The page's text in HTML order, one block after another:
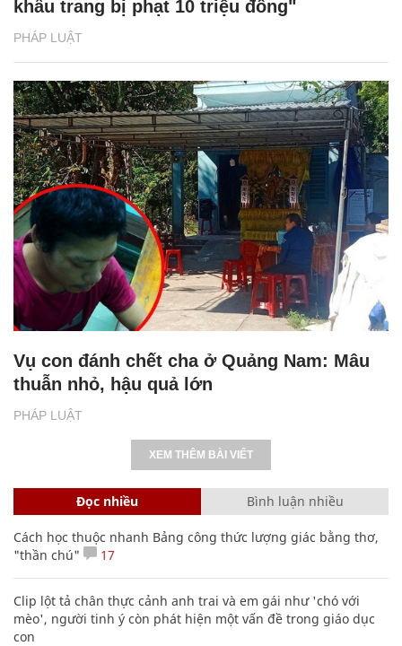
PHÁP LUẬT
khẩu trang bị phạt 10 triệu đồng"
PHÁP LUẬT
Vụ con đánh chết cha ở Quảng Nam: Mâu
thuẫn nhỏ, hậu quả lớn
XEM THÊM BÀI VIẾT
Đọc nhiều Bình luận nhiều
Cách học thuộc nhanh Bảng công thức lượng giác bằng thơ,
"thần chú"
17
Clip lột tả chân thực cảnh anh trai và em gái như 'chó với
mèo', người tinh ý còn phát hiện một vấn đề trong giáo dục
con